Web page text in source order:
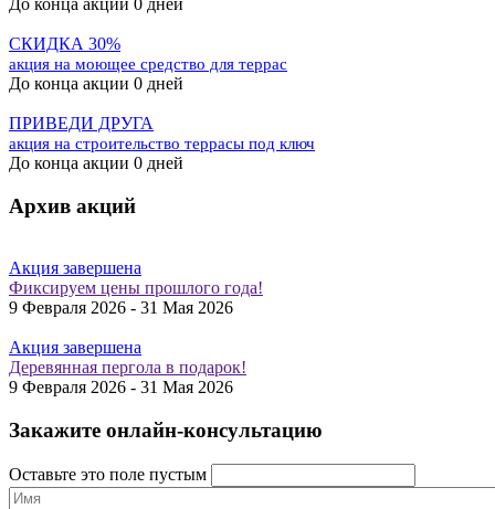
СКИДКА 30%
акция на моющее средство для террас
До конца акции 0 дней
ПРИВЕДИ ДРУГА
акция на строительство террасы под ключ
До конца акции 0 дней
Архив акций
Акция завершена
Фиксируем цены прошлого года!
9 Февраля 2026 - 31 Мая 2026
Акция завершена
Деревянная пергола в подарок!
9 Февраля 2026 - 31 Мая 2026
Закажите онлайн-консультацию
Оставьте это поле пустым